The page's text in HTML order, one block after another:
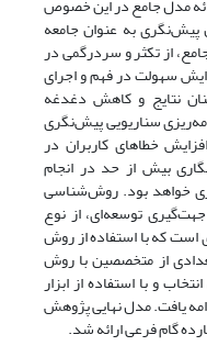
مدل جامع در این خصوص
با غور علمی در 10 روش پیش‌نگری به عنوان جامعه
از تکثر و سردرگمی در
سهولت در فهم و اجرای
نتایج و کاهش دغدغه
سناریویی پیش‌نگری
خطاهای کاربران در
بیش از حد در انجام
خواهد بود. روش‌شناسی
توسعه‌ای، از نوع
که با استفاده از روش
از متخصصین با روش
و با استفاده از ابزار
یافت. مدل نهایی پژوهش
گام فرعی ارائه شد.